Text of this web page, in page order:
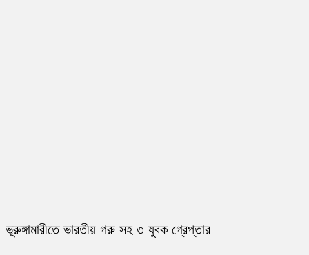
ভূরুঙ্গামারীতে ভারতীয় গরু সহ ৩ যুবক গ্রেপ্তার